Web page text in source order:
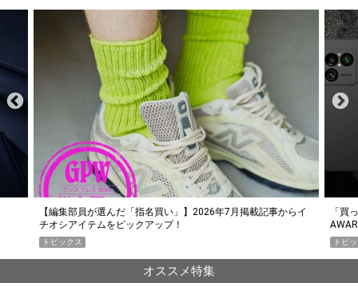
「買って損なし」の極上スマホ5選【GoodsPress 2026上半期
AWARD】
トピックス
薄着
PR
オススメ特集